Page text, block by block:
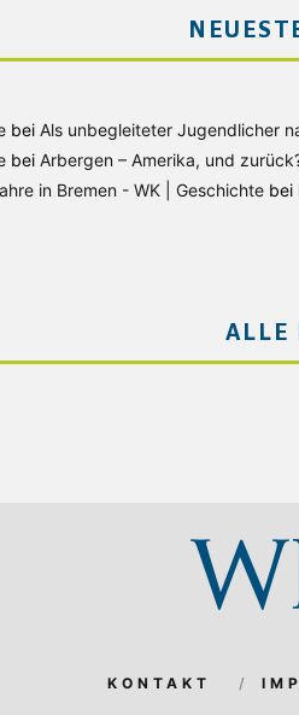
bei Als unbegleiteter Jugendlicher
bei Arbergen – Amerika, und
in Bremen - WK | Geschichte bei
ALLE
KONTAKT